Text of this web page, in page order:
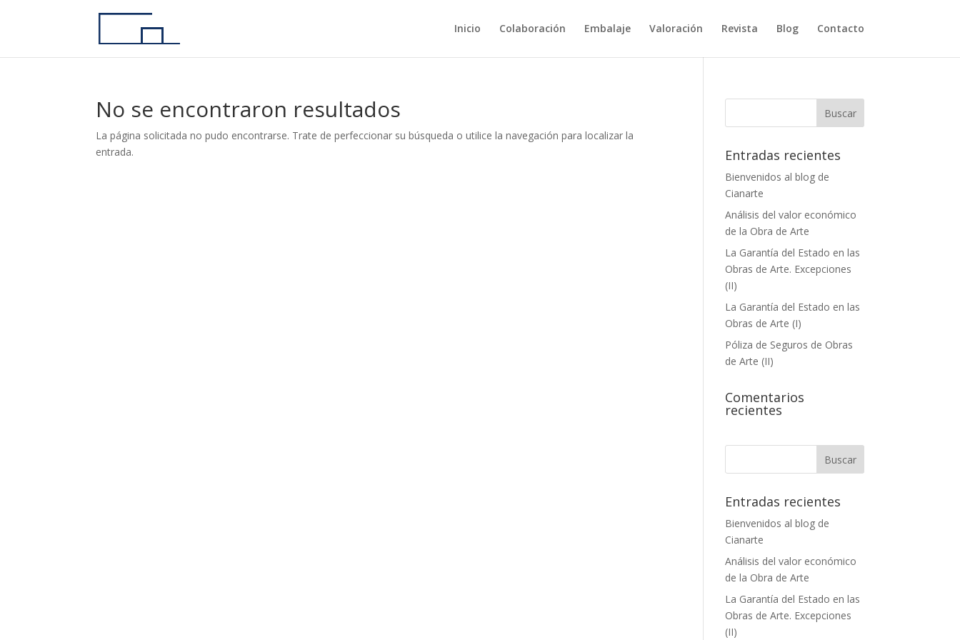
Inicio Colaboración Embalaje Valoración Revista Blog Contacto
No se encontraron resultados
La página solicitada no pudo encontrarse. Trate de perfeccionar su búsqueda o utilice la navegación para localizar la
entrada.
Entradas recientes
Bienvenidos al blog de
Cianarte
Análisis del valor económico
de la Obra de Arte
La Garantía del Estado en las
Obras de Arte. Excepciones
(II)
La Garantía del Estado en las
Obras de Arte (I)
Póliza de Seguros de Obras
de Arte (II)
Comentarios
recientes
Entradas recientes
Bienvenidos al blog de
Cianarte
Análisis del valor económico
de la Obra de Arte
La Garantía del Estado en las
Obras de Arte. Excepciones
(II)